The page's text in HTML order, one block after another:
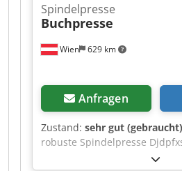
Wien 629 km
Spindelpresse
Buchpresse
Anfragen
Zustand: sehr gut (gebraucht)
robuste Spindelpresse
Pressfläche 40x50cm